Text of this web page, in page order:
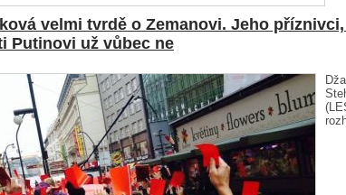
velmi tvrdě o Zemanovi. Jeho
Putinovi už vůbec ne